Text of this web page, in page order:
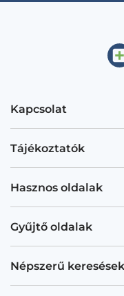
Kapcsolat
Tájékoztatók
Hasznos oldalak
Gyűjtő oldalak
Népszerű keresések